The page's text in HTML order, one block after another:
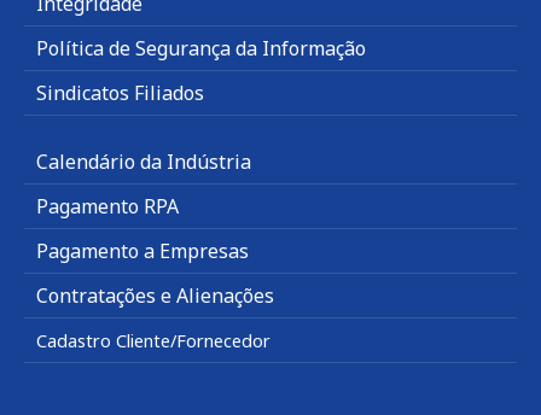
Política de Segurança da Informação
Sindicatos Filiados
Calendário da Indústria
Pagamento RPA
Pagamento a Empresas
Contratações e Alienações
Cadastro Cliente/Fornecedor